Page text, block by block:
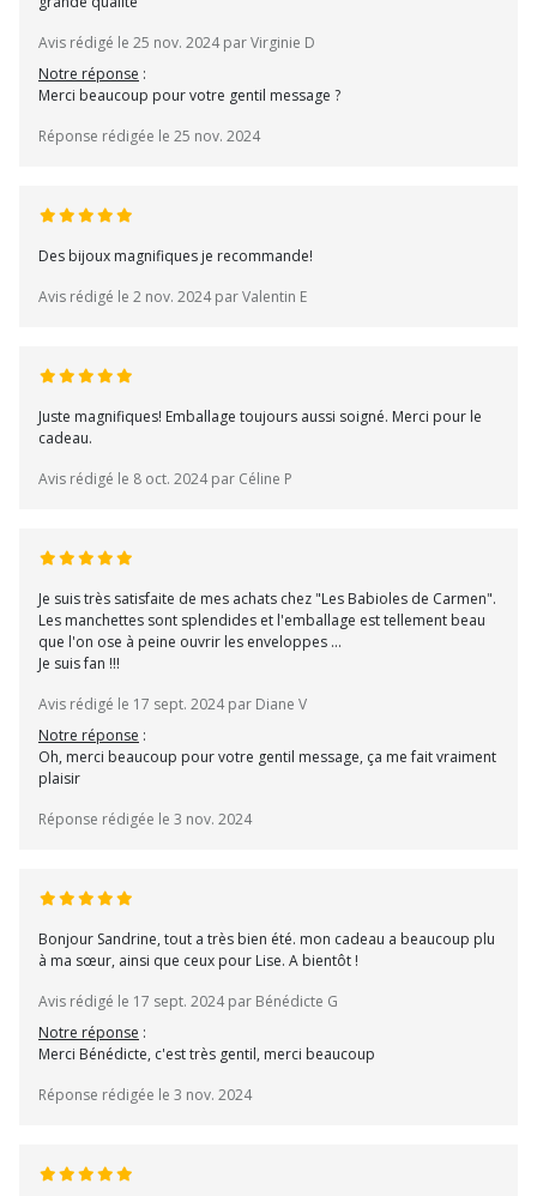
Avis rédigé le 25 nov. 2024 par Virginie D
Notre réponse :
Merci beaucoup pour votre gentil message ?
Réponse rédigée le 25 nov. 2024
Des bijoux magnifiques je recommande!
Avis rédigé le 2 nov. 2024 par Valentin E
Juste magnifiques! Emballage toujours aussi soigné. Merci pour le
cadeau.
Avis rédigé le 8 oct. 2024 par Céline P
Je suis très satisfaite de mes achats chez "Les Babioles de Carmen".
Les manchettes sont splendides et l'emballage est tellement beau
que l'on ose à peine ouvrir les enveloppes ...
Je suis fan !!!
Avis rédigé le 17 sept. 2024 par Diane V
Notre réponse :
Oh, merci beaucoup pour votre gentil message, ça me fait vraiment
plaisir
Réponse rédigée le 3 nov. 2024
Bonjour Sandrine, tout a très bien été. mon cadeau a beaucoup plu
à ma sœur, ainsi que ceux pour Lise. A bientôt !
Avis rédigé le 17 sept. 2024 par Bénédicte G
Notre réponse :
Merci Bénédicte, c'est très gentil, merci beaucoup
Réponse rédigée le 3 nov. 2024